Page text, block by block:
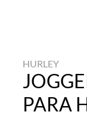
HURLEY
PARA